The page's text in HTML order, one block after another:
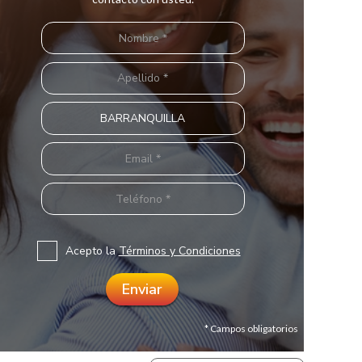
Acepto laTérminos y Condiciones
* Campos obligatorios